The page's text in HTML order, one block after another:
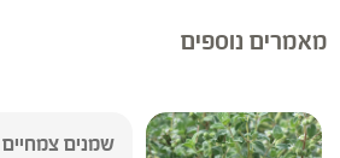
מאמרים נוספים
שמנים צמחיים